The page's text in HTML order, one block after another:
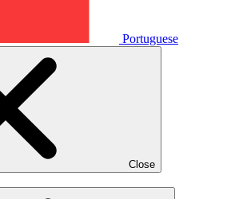
Portuguese
Close